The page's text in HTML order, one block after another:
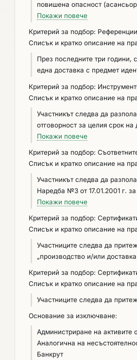
повишена опасност
чл.36, ал.1 от Закона за
Република България.
Покажи повече
Критерий за подбор:
Списък и кратко описание на
През последните три години,
една доставка с предмет
Критерий за подбор:
Списък и кратко описание на
Участникът следва да
отговорност за целия срок на договора. Минимални изисквания : Участникът следва да
предложената асансьорна
Покажи повече
Критерий за подбор:
Списък и кратко описание на
Участникът следва да
Наредба №3 от 17.01.2001 г.
монтиране, поддържане и
Покажи повече
Критерий за подбор:
Списък и кратко описание на
Участниците следва да
„производство и/или
Критерий за подбор:
Списък и кратко описание на
Участниците следва да
Основание за изключване:
Администриране на активите
Аналогична на
Банкрут